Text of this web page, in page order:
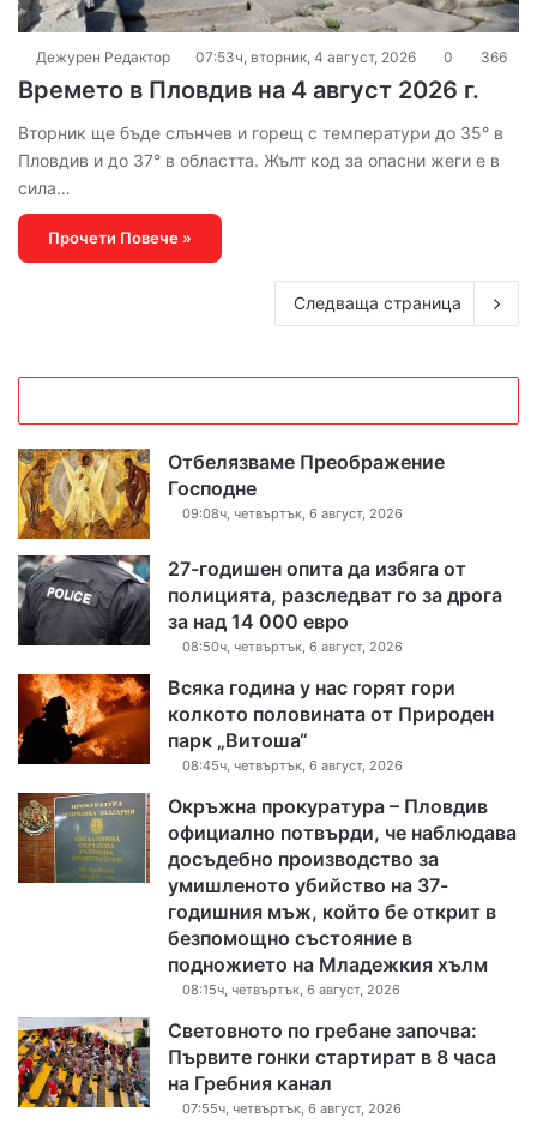
Дежурен Редактор 07:53ч, вторник, 4 август, 2026 0 366
Времето в Пловдив на 4 август 2026 г.
Вторник ще бъде слънчев и горещ с температури до 35° в
Пловдив и до 37° в областта. Жълт код за опасни жеги е в
сила…
Прочети Повече »
Следваща страница
Отбелязваме Преображение
Господне
09:08ч, четвъртък, 6 август, 2026
27-годишен опита да избяга от
полицията, разследват го за дрога
за над 14 000 евро
08:50ч, четвъртък, 6 август, 2026
Всяка година у нас горят гори
колкото половината от Природен
парк „Витоша“
08:45ч, четвъртък, 6 август, 2026
Окръжна прокуратура – Пловдив
официално потвърди, че наблюдава
досъдебно производство за
умишленото убийство на 37-
годишния мъж, който бе открит в
безпомощно състояние в
подножието на Младежкия хълм
08:15ч, четвъртък, 6 август, 2026
Световното по гребане започва:
Първите гонки стартират в 8 часа
на Гребния канал
07:55ч, четвъртък, 6 август, 2026